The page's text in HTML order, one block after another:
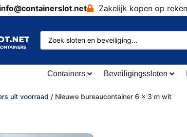
info@containerslot.net Zakelijk kopen op
Containers Beveiligingssloten
uit voorraad / Nieuwe bureaucontainer 6 x 3 m wit